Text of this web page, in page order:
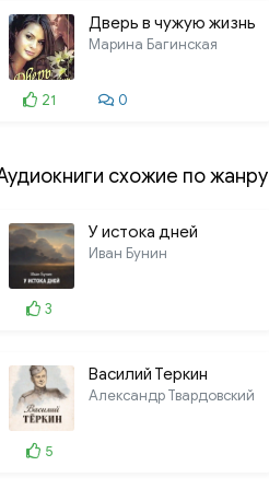
Дверь в чужую жизнь
Марина Багинская
21 0
схожие по жанру
У истока дней
Иван Бунин
3
Василий Теркин
Александр Твардовский
5